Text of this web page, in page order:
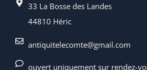
33 La Bosse des Landes
44810 Héric
antiquitelecomte@gmail.com
ouvert uniquement sur rendez-